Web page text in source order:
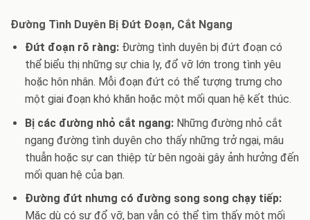
Đường Tình Duyên Bị Đứt Đoạn, Cắt Ngang
Đứt đoạn rõ ràng:Đường tình duyên bị đứt đoạn có
thể biểu thị những sự chia ly, đổ vỡ lớn trong tình yêu
hoặc hôn nhân. Mỗi đoạn đứt có thể tượng trưng cho
một giai đoạn khó khăn hoặc một mối quan hệ kết thúc.
Bị các đường nhỏ cắt ngang:Những đường nhỏ cắt
ngang đường tình duyên cho thấy những trở ngại, mâu
thuẫn hoặc sự can thiệp từ bên ngoài gây ảnh hưởng đến
mối quan hệ của bạn.
Đường đứt nhưng có đường song song chạy tiếp:
Mặc dù có sự đổ vỡ, bạn vẫn có thể tìm thấy một mối